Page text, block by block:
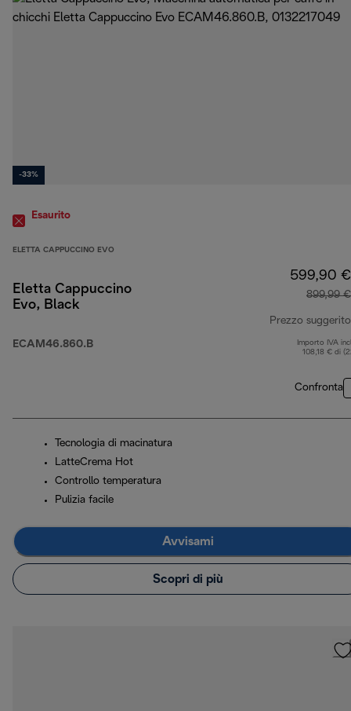
-33%
Esaurito
ELETTA CAPPUCCINO EVO
Eletta Cappuccino
Evo, Black
ECAM46.860.B
599,90 €
899,99 €
Prezzo suggerito
Importo IVA
108,18 € di
Confronta
Tecnologia di macinatura
LatteCrema Hot
Controllo temperatura
Pulizia facile
Avvisami
Scopri di più